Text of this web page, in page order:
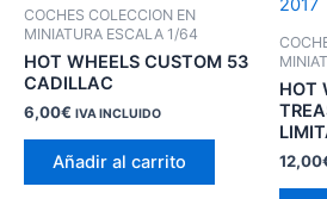
COCHES COLECCION EN
MINIATURA ESCALA 1/64
HOT WHEELS CUSTOM 53
CADILLAC
6,00€ IVA INCLUIDO
Añadir al carrito
HOT
12,00